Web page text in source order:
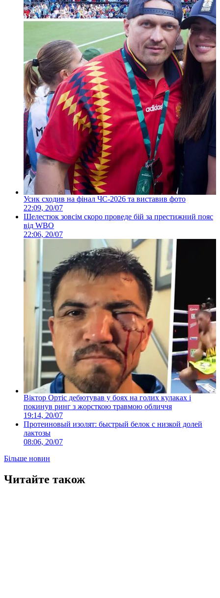
Усик сходив на фінал ЧС-2026 та виставив фото
22:09, 20/07
Шелестюк зовсім скоро проведе бій за престижний пояс
від WBO
22:06, 20/07
Віктор Ортіс дебютував у боях на голих кулаках і
покинув ринг з жорсткою травмою обличчя
19:14, 20/07
Протеиновый изолят: быстрый белок с низкой долей
лактозы
08:06, 20/07
Більше новин
Читайте також